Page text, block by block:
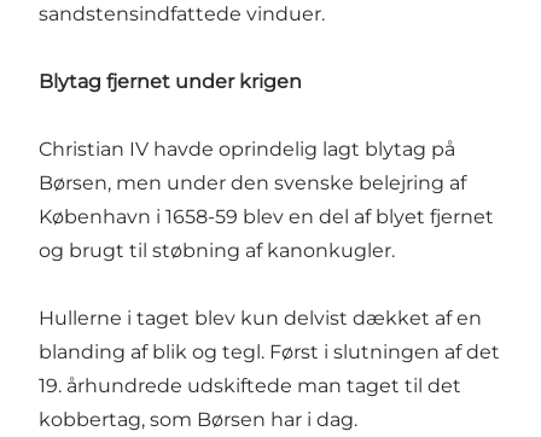
sandstensindfattede vinduer.
Blytag fjernet under krigen
Christian IV havde oprindelig lagt blytag på
Børsen, men under den svenske belejring af
København i 1658-59 blev en del af blyet fjernet
og brugt til støbning af kanonkugler.
Hullerne i taget blev kun delvist dækket af en
blanding af blik og tegl. Først i slutningen af det
19. århundrede udskiftede man taget til det
kobbertag, som Børsen har i dag.